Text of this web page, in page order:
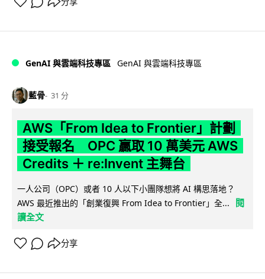
GenAI 與雲端科技專區 GenAI 與雲端科技專區
藍骨 31 分
AWS「From Idea to Frontier」計劃
接受報名 OPC 贏取 10 萬美元 AWS
Credits ＋ re:Invent 主舞台
一人公司（OPC）或者 10 人以下小團隊想將 AI 構思落地？
AWS 最近推出的「創業復興 From Idea to Frontier」全...
閱
讀全文
分享